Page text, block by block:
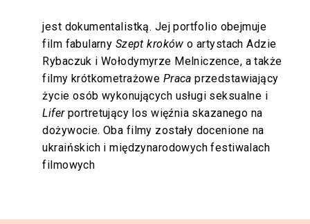
jest dokumentalistką. Jej portfolio obejmuje
film fabularny Szept kroków o artystach Adzie
Rybaczuk i Wołodymyrze Melniczence, a także
filmy krótkometrażowe Praca przedstawiający
życie osób wykonujących usługi seksualne i
Liferportretujący los więźnia skazanego na
dożywocie. Oba filmy zostały docenione na
ukraińskich i międzynarodowych festiwalach
filmowych